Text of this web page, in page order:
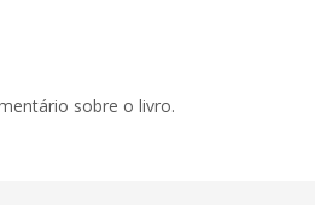
sobre o livro.